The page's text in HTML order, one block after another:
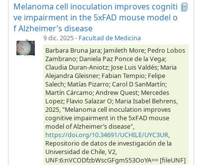
Melanoma cell inoculation improves cogniti
ve impairment in the 5xFAD mouse model o
f Alzheimer’s disease
9 dic. 2025- Facultad de Medicina
Barbara Bruna Jara; Jamileth More; Pedro Lobos
Zambrano; Daniela Paz Ponce de la Vega;
Claudia Duran-Aniotz; Jose Luis Valdés; Maria
Alejandra Gleisner; Fabian Tempio; Felipe
Salech; Matías Pizarro; Carol D SanMartín;
Martín Cárcamo; Andrew Quest; Mercedes
Lopez; Flavio Salazar O; Maria Isabel Behrens,
2025, "Melanoma cell inoculation improves
cognitive impairment in the 5xFAD mouse
model of Alzheimer’s disease",
https://doi.org/10.34691/UCHILE/UYC3UR,
Repositorio de datos de investigación de la
Universidad de Chile, V2,
UNF:6:nVCODfzbWscGFgmS53OoYA== [fileUNF]